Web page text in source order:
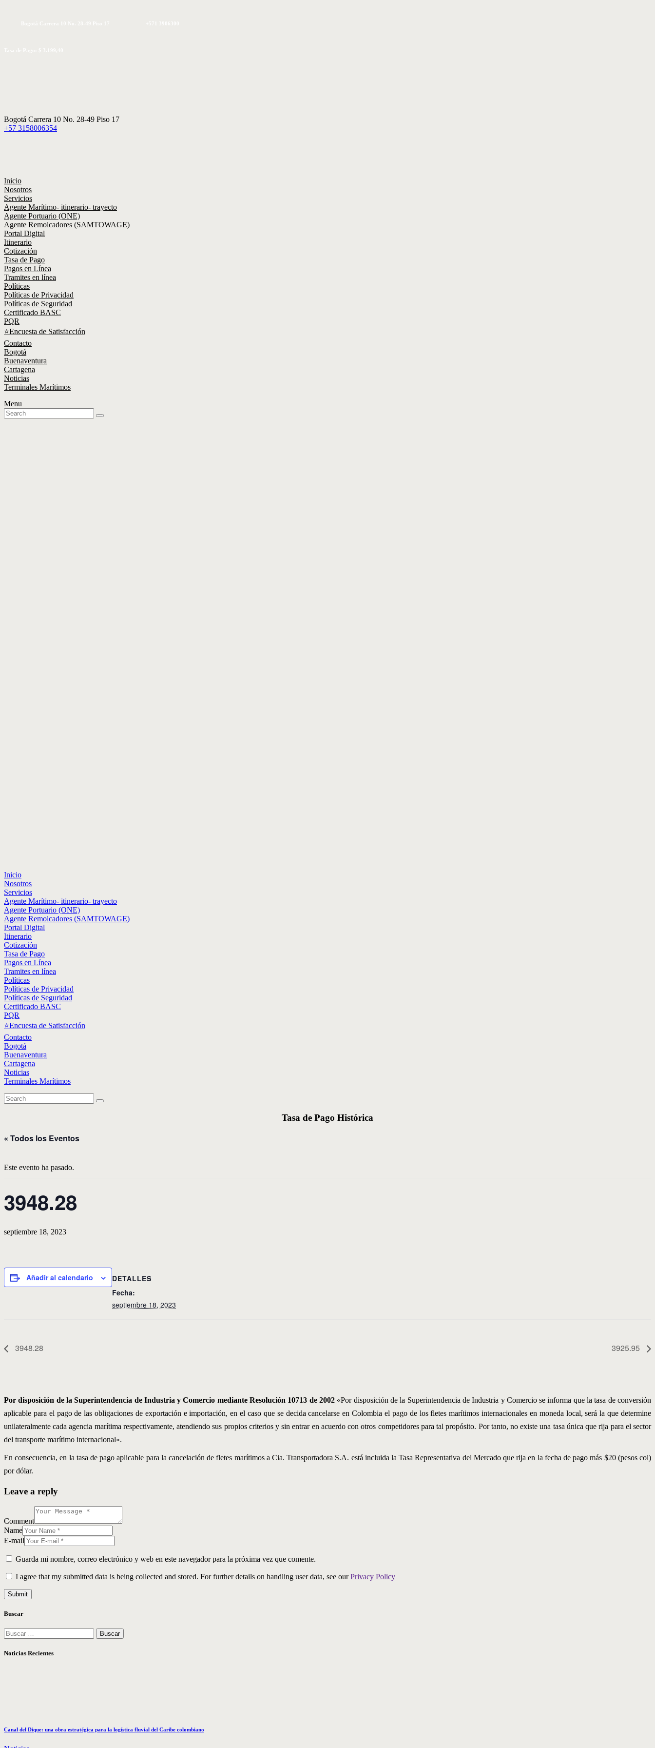
Bogotá Carrera 10 No. 28-49 Piso 17
+57 3158006354
Inicio
Nosotros
Servicios
Agente Marítimo- itinerario- trayecto
Agente Portuario (ONE)
Agente Remolcadores (SAMTOWAGE)
Portal Digital
Itinerario
Cotización
Tasa de Pago
Pagos en Línea
Tramites en línea
Políticas
Políticas de Privacidad
Políticas de Seguridad
Certificado BASC
PQR
⭐Encuesta de Satisfacción
Contacto
Bogotá
Buenaventura
Cartagena
Noticias
Terminales Marítimos
Menu
Inicio
Nosotros
Servicios
Agente Marítimo- itinerario- trayecto
Agente Portuario (ONE)
Agente Remolcadores (SAMTOWAGE)
Portal Digital
Itinerario
Cotización
Tasa de Pago
Pagos en Línea
Tramites en línea
Políticas
Políticas de Privacidad
Políticas de Seguridad
Certificado BASC
PQR
⭐Encuesta de Satisfacción
Contacto
Bogotá
Buenaventura
Cartagena
Noticias
Terminales Marítimos
Tasa de Pago Histórica
« Todos los Eventos
Este evento ha pasado.
3948.28
septiembre 18, 2023
Añadir al calendario
DETALLES
Fecha:
septiembre 18, 2023
3948.28 3925.95
Por disposición de la Superintendencia de Industria y Comercio mediante Resolución 10713 de 2002 «Por disposición de la Superintendencia de Industria y Comercio se informa que la tasa de conversión
aplicable para el pago de las obligaciones de exportación e importación, en el caso que se decida cancelarse en Colombia el pago de los fletes marítimos internacionales en moneda local, será la que determine
unilateralmente cada agencia marítima respectivamente, atendiendo sus propios criterios y sin entrar en acuerdo con otros competidores para tal propósito. Por tanto, no existe una tasa única que rija para el sector
del transporte marítimo internacional».
En consecuencia, en la tasa de pago aplicable para la cancelación de fletes marítimos a Cia. Transportadora S.A. está incluida la Tasa Representativa del Mercado que rija en la fecha de pago más $20 (pesos col)
por dólar.
Leave a reply
Comment
Name
E-mail
Guarda mi nombre, correo electrónico y web en este navegador para la próxima vez que comente.
I agree that my submitted data is being collected and stored. For further details on handling user data, see ourPrivacy Policy
Buscar
Buscar:
Noticias Recientes
Canal del Dique: una obra estratégica para la logística fluvial del Caribe colombiano